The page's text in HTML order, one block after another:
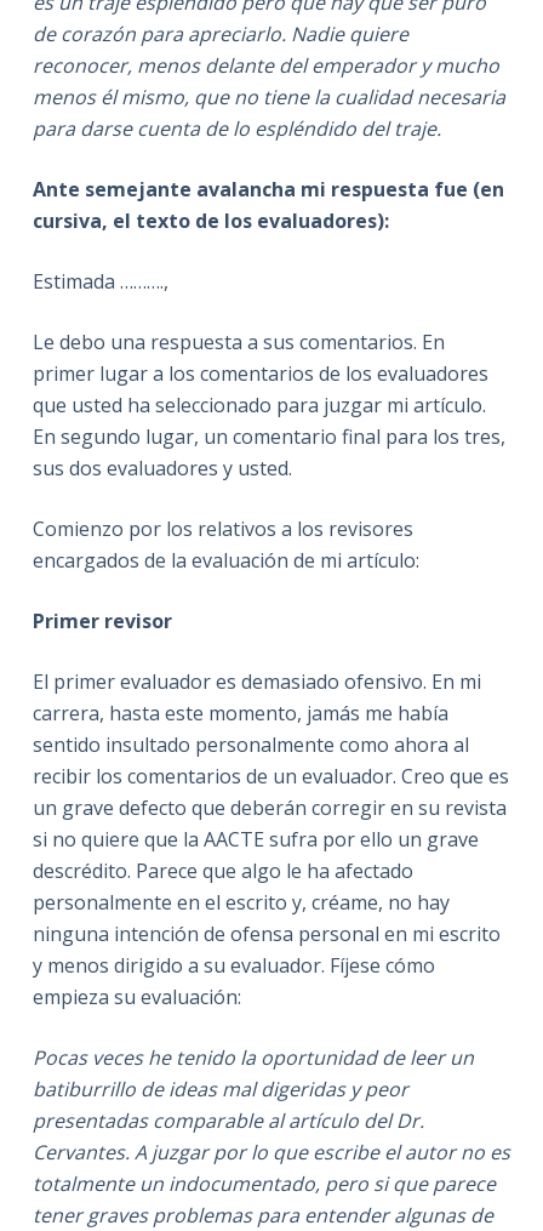
de corazón para apreciarlo. Nadie quiere
reconocer, menos delante del emperador y mucho
menos él mismo, que no tiene la cualidad necesaria
para darse cuenta de lo espléndido del traje.
Ante semejante avalancha mi respuesta fue (en
cursiva, el texto de los evaluadores):
Estimada ……….,
Le debo una respuesta a sus comentarios. En
primer lugar a los comentarios de los evaluadores
que usted ha seleccionado para juzgar mi artículo.
En segundo lugar, un comentario final para los tres,
sus dos evaluadores y usted.
Comienzo por los relativos a los revisores
encargados de la evaluación de mi artículo:
Primer revisor
El primer evaluador es demasiado ofensivo. En mi
carrera, hasta este momento, jamás me había
sentido insultado personalmente como ahora al
recibir los comentarios de un evaluador. Creo que es
un grave defecto que deberán corregir en su revista
si no quiere que la AACTE sufra por ello un grave
descrédito. Parece que algo le ha afectado
personalmente en el escrito y, créame, no hay
ninguna intención de ofensa personal en mi escrito
y menos dirigido a su evaluador. Fíjese cómo
empieza su evaluación:
Pocas veces he tenido la oportunidad de leer un
batiburrillo de ideas mal digeridas y peor
presentadas comparable al artículo del Dr.
Cervantes. A juzgar por lo que escribe el autor no es
totalmente un indocumentado, pero si que parece
tener graves problemas para entender algunas de